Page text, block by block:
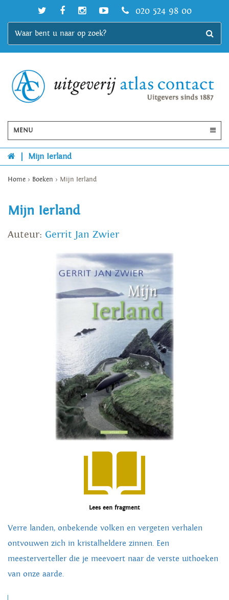
020 524 98 00
MENU
Mijn Ierland
Home > Boeken > Mijn Ierland
Mijn Ierland
Auteur: Gerrit Jan Zwier
Lees een fragment
Verre landen, onbekende volken en vergeten verhalen
ontvouwen zich in kristalheldere zinnen. Een
meesterverteller die je meevoert naar de verste uithoeken
van onze aarde.